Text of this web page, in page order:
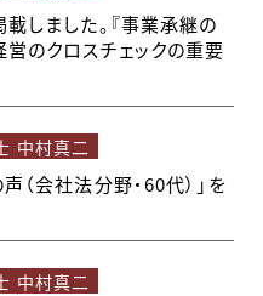
しました。『事業承継の
のクロスチェックの重要
中村真二
（会社法分野・60代）」を
中村真二